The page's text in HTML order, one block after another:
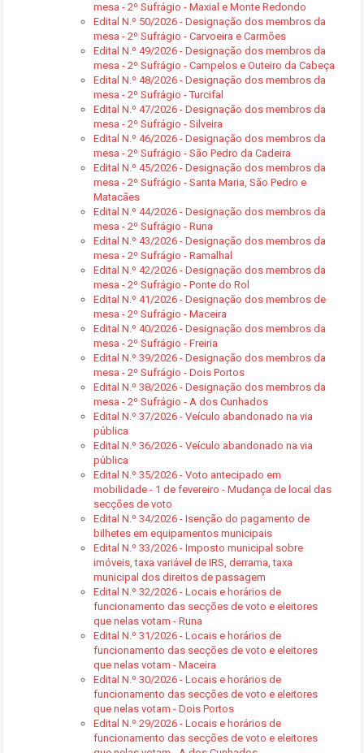
mesa - 2º Sufrágio - Maxial e Monte Redondo
Edital N.º 50/2026 - Designação dos membros da
mesa - 2º Sufrágio - Carvoeira e Carmões
Edital N.º 49/2026 - Designação dos membros da
mesa - 2º Sufrágio - Campelos e Outeiro da Cabeça
Edital N.º 48/2026 - Designação dos membros da
mesa - 2º Sufrágio - Turcifal
Edital N.º 47/2026 - Designação dos membros da
mesa - 2º Sufrágio - Silveira
Edital N.º 46/2026 - Designação dos membros da
mesa - 2º Sufrágio - São Pedro da Cadeira
Edital N.º 45/2026 - Designação dos membros da
mesa - 2º Sufrágio - Santa Maria, São Pedro e
Matacães
Edital N.º 44/2026 - Designação dos membros da
mesa - 2º Sufrágio - Runa
Edital N.º 43/2026 - Designação dos membros da
mesa - 2º Sufrágio - Ramalhal
Edital N.º 42/2026 - Designação dos membros da
mesa - 2º Sufrágio - Ponte do Rol
Edital N.º 41/2026 - Designação dos membros de
mesa - 2º Sufrágio - Maceira
Edital N.º 40/2026 - Designação dos membros da
mesa - 2º Sufrágio - Freiria
Edital N.º 39/2026 - Designação dos membros da
mesa - 2º Sufrágio - Dois Portos
Edital N.º 38/2026 - Designação dos membros da
mesa - 2º Sufrágio - A dos Cunhados
Edital N.º 37/2026 - Veículo abandonado na via
pública
Edital N.º 36/2026 - Veículo abandonado na via
pública
Edital N.º 35/2026 - Voto antecipado em
mobilidade - 1 de fevereiro - Mudança de local das
secções de voto
Edital N.º 34/2026 - Isenção do pagamento de
bilhetes em equipamentos municipais
Edital N.º 33/2026 - Imposto municipal sobre
imóveis, taxa variável de IRS, derrama, taxa
municipal dos direitos de passagem
Edital N.º 32/2026 - Locais e horários de
funcionamento das secções de voto e eleitores
que nelas votam - Runa
Edital N.º 31/2026 - Locais e horários de
funcionamento das secções de voto e eleitores
que nelas votam - Maceira
Edital N.º 30/2026 - Locais e horários de
funcionamento das secções de voto e eleitores
que nelas votam - Dois Portos
Edital N.º 29/2026 - Locais e horários de
funcionamento das secções de voto e eleitores